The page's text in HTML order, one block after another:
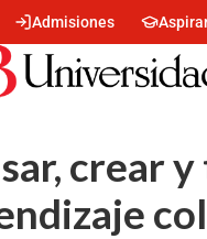
Menu
encabezado
-
Centro
Admisiones
crear